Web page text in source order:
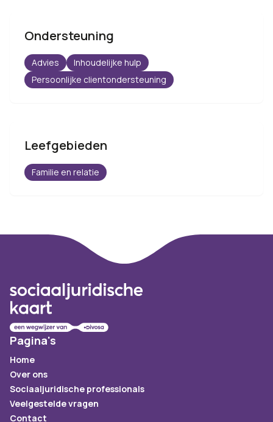
Ondersteuning
Advies
Inhoudelijke hulp
Persoonlijke clientondersteuning
Leefgebieden
Familie en relatie
Pagina's
Home
Over ons
Sociaaljuridische professionals
Veelgestelde vragen
Contact